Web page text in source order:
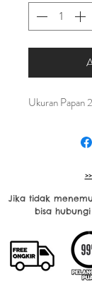
Ukuran Papan
Jika tidak
bisa